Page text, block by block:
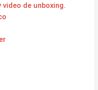
de unboxing.